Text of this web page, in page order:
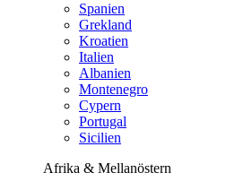
Spanien
Grekland
Kroatien
Italien
Albanien
Montenegro
Cypern
Portugal
Sicilien
Afrika & Mellanöstern